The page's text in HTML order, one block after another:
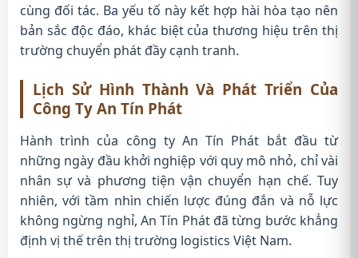
cùng đối tác. Ba yếu tố này kết hợp hài hòa tạo nên
bản sắc độc đáo, khác biệt của thương hiệu trên thị
trường chuyển phát đầy cạnh tranh.
Lịch Sử Hình Thành Và Phát Triển Của
Công Ty An Tín Phát
Hành trình của công ty An Tín Phát bắt đầu từ
những ngày đầu khởi nghiệp với quy mô nhỏ, chỉ vài
nhân sự và phương tiện vận chuyển hạn chế. Tuy
nhiên, với tầm nhìn chiến lược đúng đắn và nỗ lực
không ngừng nghỉ, An Tín Phát đã từng bước khẳng
định vị thế trên thị trường logistics Việt Nam.